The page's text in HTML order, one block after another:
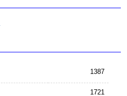
1387
1721